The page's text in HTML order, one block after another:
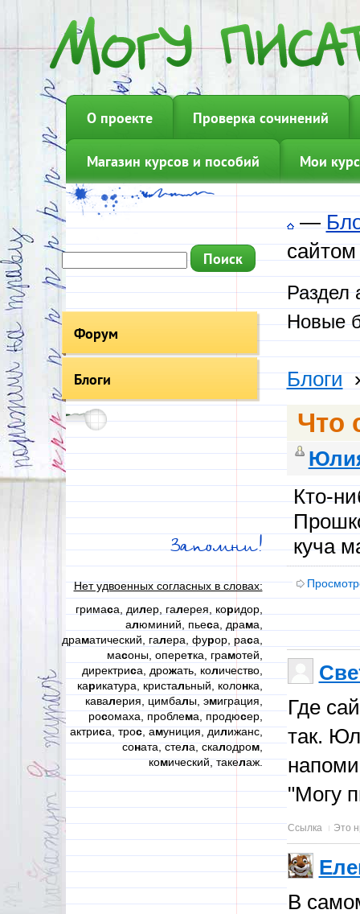
О проекте Проверка сочинений
Магазин курсов и пособий Мои
Форум
Блоги
Запомни!
Нет удвоенных согласных в словах:
гримаса, дилер, галерея, коридор,
алюминий, пьеса, драма,
драматический, галера, фурор, раса,
масоны, оперетка, грамотей,
директриса, дрожать, количество,
карикатура, кристальный, колонка,
кавалерия, цимбалы, эмиграция,
росомаха, проблема, продюсер,
актриса, трос, амуниция, дилижанс,
соната, стела, скалодром,
комический, такелаж.
—
Раздел
Новые
Блоги
Что
Кто-
куча
Где
так.
"Могу
Ссылка Это
В